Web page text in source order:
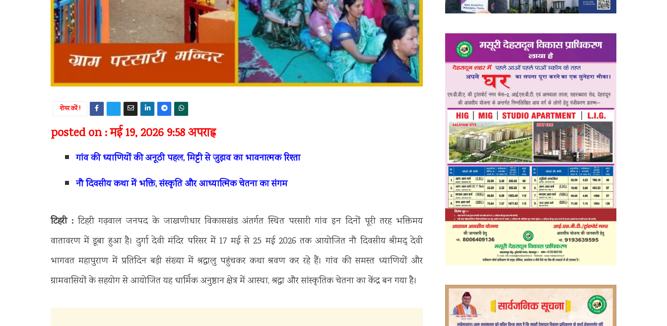
शेयर करें !
posted on : मई 19, 2026 9:58 अपराह्न
गांव की ध्याणियों की अनूठी पहल, मिट्टी से जुड़ाव का भावनात्मक रिश्ता
नौ दिवसीय कथा में भक्ति, संस्कृति और आध्यात्मिक चेतना का संगम
टिहरी :टिहरी गढ़वाल जनपद के जाखणीधार विकासखंड अंतर्गत स्थित परसारी गांव इन दिनों पूरी तरह भक्तिमय
वातावरण में डूबा हुआ है। दुर्गा देवी मंदिर परिसर में 17 मई से 25 मई 2026 तक आयोजित नौ दिवसीय श्रीमद् देवी
भागवत महापुराण में प्रतिदिन बड़ी संख्या में श्रद्धालु पहुंचकर कथा श्रवण कर रहे हैं। गांव की समस्त ध्याणियों और
ग्रामवासियों के सहयोग से आयोजित यह धार्मिक अनुष्ठान क्षेत्र में आस्था, श्रद्धा और सांस्कृतिक चेतना का केंद्र बन गया है।